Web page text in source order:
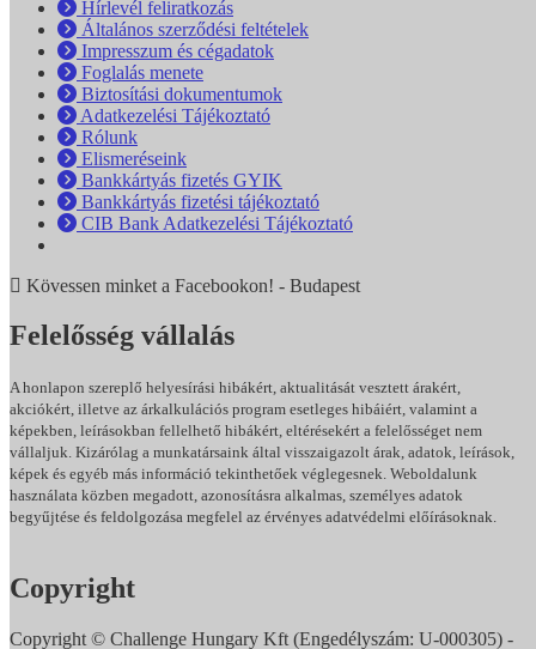
Hírlevél feliratkozás
Általános szerződési feltételek
Impresszum és cégadatok
Foglalás menete
Biztosítási dokumentumok
Adatkezelési Tájékoztató
Rólunk
Elismeréseink
Bankkártyás fizetés GYIK
Bankkártyás fizetési tájékoztató
CIB Bank Adatkezelési Tájékoztató
Kövessen minket a Facebookon! - Budapest
Felelősség vállalás
A honlapon szereplő helyesírási hibákért, aktualitását vesztett árakért,
akciókért, illetve az árkalkulációs program esetleges hibáiért, valamint a
képekben, leírásokban fellelhető hibákért, eltérésekért a felelősséget nem
vállaljuk. Kizárólag a munkatársaink által visszaigazolt árak, adatok, leírások,
képek és egyéb más információ tekinthetőek véglegesnek. Weboldalunk
használata közben megadott, azonosításra alkalmas, személyes adatok
begyűjtése és feldolgozása megfelel az érvényes adatvédelmi előírásoknak.
Copyright
Copyright © Challenge Hungary Kft (Engedélyszám: U-000305) -